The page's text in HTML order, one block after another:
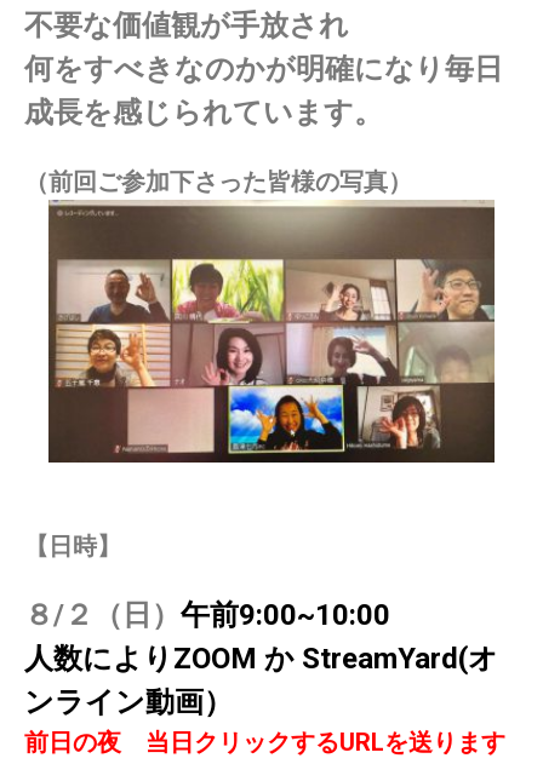
不要な価値観が手放され
何をすべきなのかが明確になり毎日
成長を感じられています。
（前回ご参加下さった皆様の写真）
【日時】
８/２（日） 午前9:00~10:00
人数によりZOOM か StreamYard(オ
ンライン動画）
前日の夜 当日クリックするURLを送ります